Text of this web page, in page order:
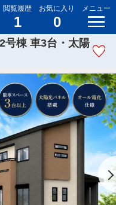
閲覧履歴
1
お気に入り
0
メニュー
号棟 車3台・太陽